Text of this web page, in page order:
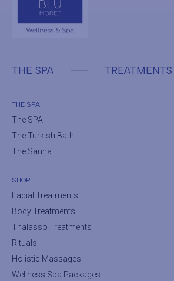
THE SPA TREATMENTS
THE SPA
The SPA
The Turkish Bath
The Sauna
SHOP
Facial Treatments
Body Treatments
Thalasso Treatments
Rituals
Holistic Massages
Wellness Spa Packages